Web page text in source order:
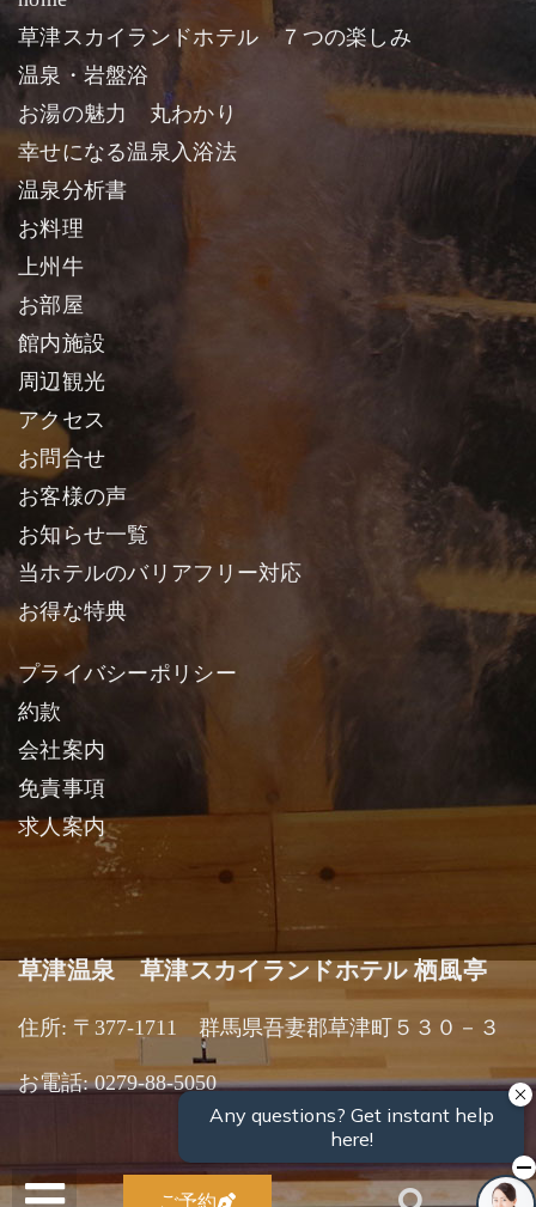
ご予約
草津スカイランドホテル ７つの楽しみ
温泉・岩盤浴
お湯の魅力 丸わかり
幸せになる温泉入浴法
温泉分析書
お料理
上州牛
お部屋
館内施設
周辺観光
アクセス
お問合せ
お客様の声
お知らせ一覧
当ホテルのバリアフリー対応
お得な特典
プライバシーポリシー
約款
会社案内
免責事項
求人案内
草津温泉 草津スカイランドホテル 栖風亭
住所: 〒377-1711 群馬県吾妻郡草津町５３０－３
お電話: 0279-88-5050